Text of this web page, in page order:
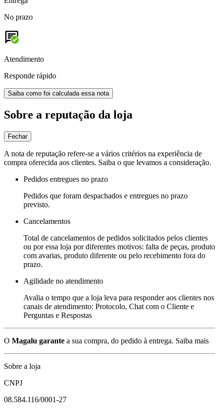
No prazo
Atendimento
Responde rápido
Saiba como foi calculada essa nota
Sobre a reputação da loja
Fechar
A nota de reputação refere-se a vários critérios na experiência de
compra oferecida aos clientes. Saiba o que levamos a consideração.
Pedidos entregues no prazo
Pedidos que foram despachados e entregues no prazo
previsto.
Cancelamentos
Total de cancelamentos de pedidos solicitados pelos clientes
ou por essa loja por diferentes motivos: falta de peças, produto
com avarias, produto diferente ou pelo recebimento fora do
prazo.
Agilidade no atendimento
Avalia o tempo que a loja leva para responder aos clientes nos
canais de atendimento: Protocolo, Chat com o Cliente e
Perguntas e Respostas
O Magalu garante a sua compra, do pedido à entrega. Saiba mais
Sobre a loja
CNPJ
08.584.116/0001-27